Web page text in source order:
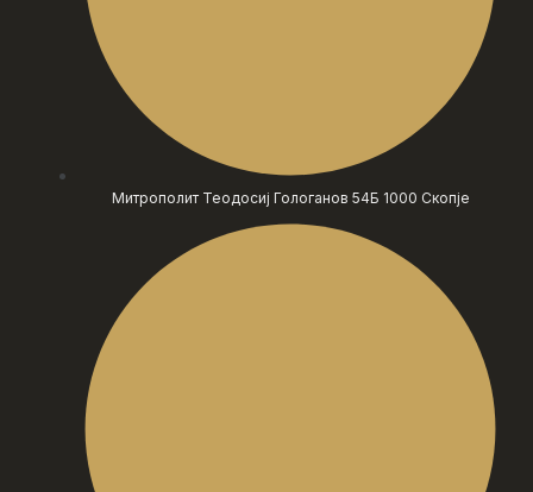
Митрополит Теодосиј Гологанов 54Б 1000 Скопје